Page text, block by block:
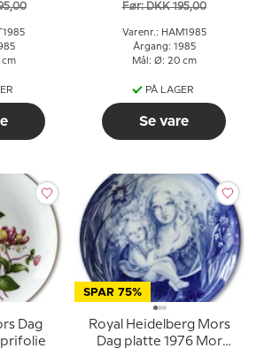
cm
Før: DKK 195,00
Varenr.: HAM1985
Årgang: 1985
Mål: Ø: 20 cm
PÅ LAGER
Se vare
Dag
SPAR 75%
Royal Heidelberg Mors
Dag platte 1976 Mor